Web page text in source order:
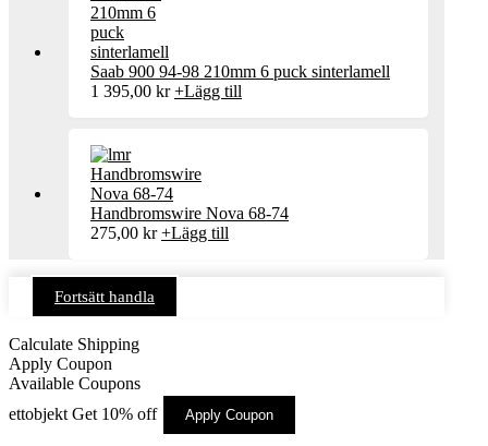
Saab 900 94-98 210mm 6 puck sinterlamell
1 395,00 kr +Lägg till
Handbromswire Nova 68-74
275,00 kr +Lägg till
Fortsätt handla
Calculate Shipping
Apply Coupon
Available Coupons
ettobjekt Get 10% off Apply Coupon